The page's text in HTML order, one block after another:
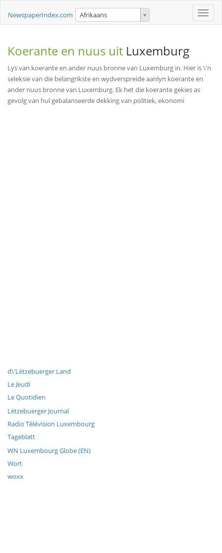
Toggle
NewspaperIndex.com Afrikaans
Koerante en nuus uit Luxemburg
Lys van koerante en ander nuus bronne van Luxemburg in. Hier is \'n
seleksie van die belangrikste en wydverspreide aanlyn koerante en
ander nuus bronne van Luxemburg. Ek het die koerante gekies as
gevolg van hul gebalanseerde dekking van politiek, ekonomi
d\'Lëtzebuerger Land
Le Jeudi
Le Quotidien
Lëtzebuerger Journal
Radio Télévision Luxembourg
Tageblatt
WN Luxembourg Globe (EN)
Wort
woxx